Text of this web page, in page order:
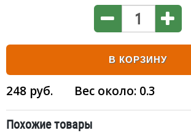
В КОРЗИНУ
248 руб. Вес около: 0.3
Похожие товары